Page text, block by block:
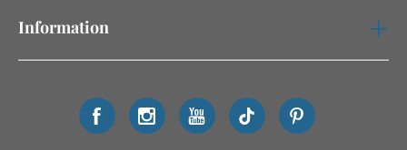
Information